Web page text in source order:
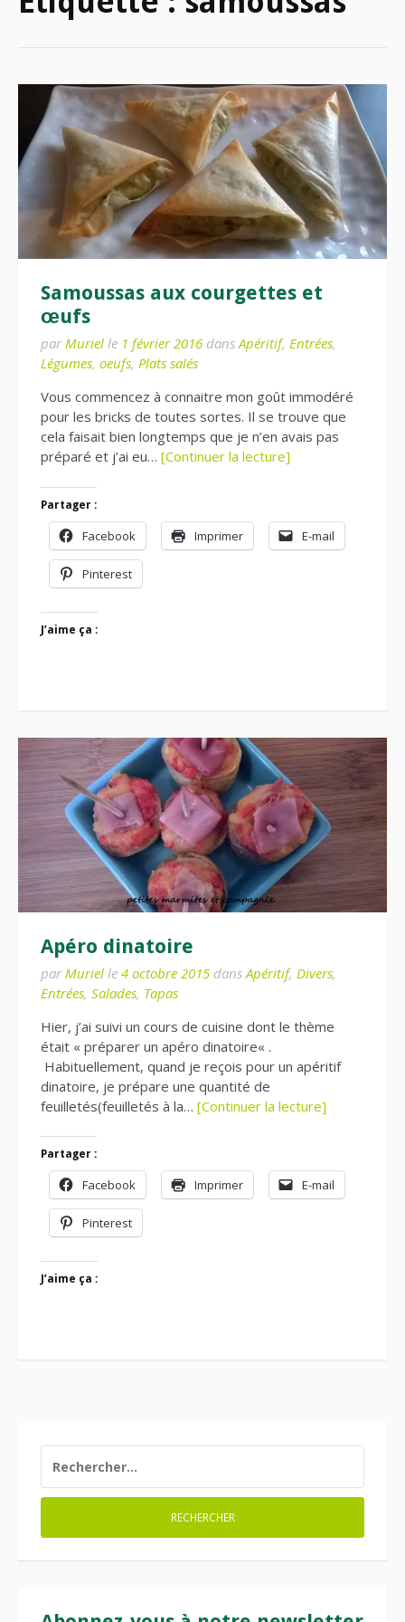
Samoussas aux courgettes et
œufs
par Muriel le 1 février 2016 dansApéritif, Entrées,
Légumes, oeufs, Plats salés
Vous commencez à connaitre mon goût immodéré
pour les bricks de toutes sortes. Il se trouve que
cela faisait bien longtemps que je n’en avais pas
préparé et j’ai eu… [Continuer la lecture]
Partager :
Facebook Imprimer E-mail
Pinterest
J’aime ça :
Apéro dinatoire
par Muriel le 4 octobre 2015 dans Apéritif, Divers,
Entrées, Salades, Tapas
Hier, j’ai suivi un cours de cuisine dont le thème
était « préparer un apéro dinatoire« .
Habituellement, quand je reçois pour un apéritif
dinatoire, je prépare une quantité de
feuilletés(feuilletés à la… [Continuer la lecture]
Partager :
Facebook Imprimer E-mail
Pinterest
J’aime ça :